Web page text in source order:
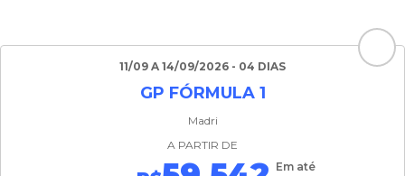
11/09 A 14/09/2026 - 04 DIAS
GP FÓRMULA 1
Madri
A PARTIR DE
Em até